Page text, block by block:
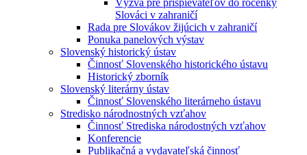
Výzva pre prispievateľov do ročenky
Slováci v zahraničí
Rada pre Slovákov žijúcich v zahraničí
Ponuka panelových výstav
Slovenský historický ústav
Činnosť Slovenského historického ústavu
Historický zborník
Slovenský literárny ústav
Činnosť Slovenského literárneho ústavu
Stredisko národnostných vzťahov
Činnosť Strediska národostných vzťahov
Konferencie
Publikačná a vydavateľská činnosť